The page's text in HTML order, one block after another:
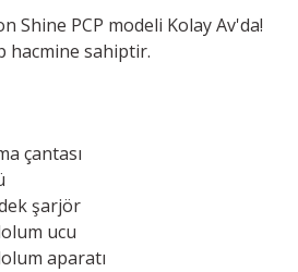
Shine PCP modeli Kolay Av'da!
hacmine sahiptir.
çantası
şarjör
ucu
aparatı